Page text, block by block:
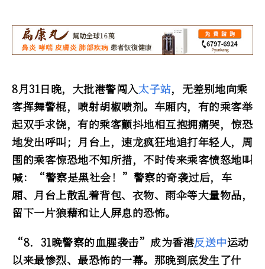
8月31日晚，大批港警闯入太子站，无差别地向乘
客挥舞警棍，喷射胡椒喷剂。车厢内，有的乘客举
起双手求饶，有的乘客颤抖地相互抱拥痛哭，惊恐
地发出呼叫；月台上，速龙疯狂地追打年轻人，周
围的乘客惊恐地不知所措，不时传来乘客愤怒地叫
喊：“警察是黑社会！”警察的奇袭过后，车
厢、月台上散乱着背包、衣物、雨伞等大量物品，
留下一片狼藉和让人屏息的恐怖。
“8．31晚警察的血腥袭击”成为香港反送中运动
以来最惨烈、最恐怖的一幕。那晚到底发生了什